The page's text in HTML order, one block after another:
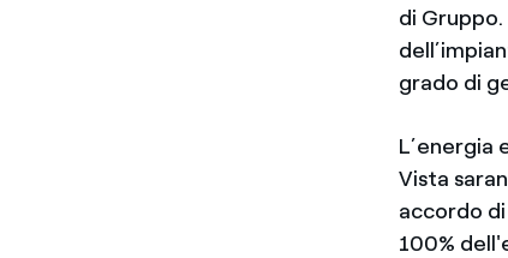
di
grado di
L’energia
Vista
accordo
100%